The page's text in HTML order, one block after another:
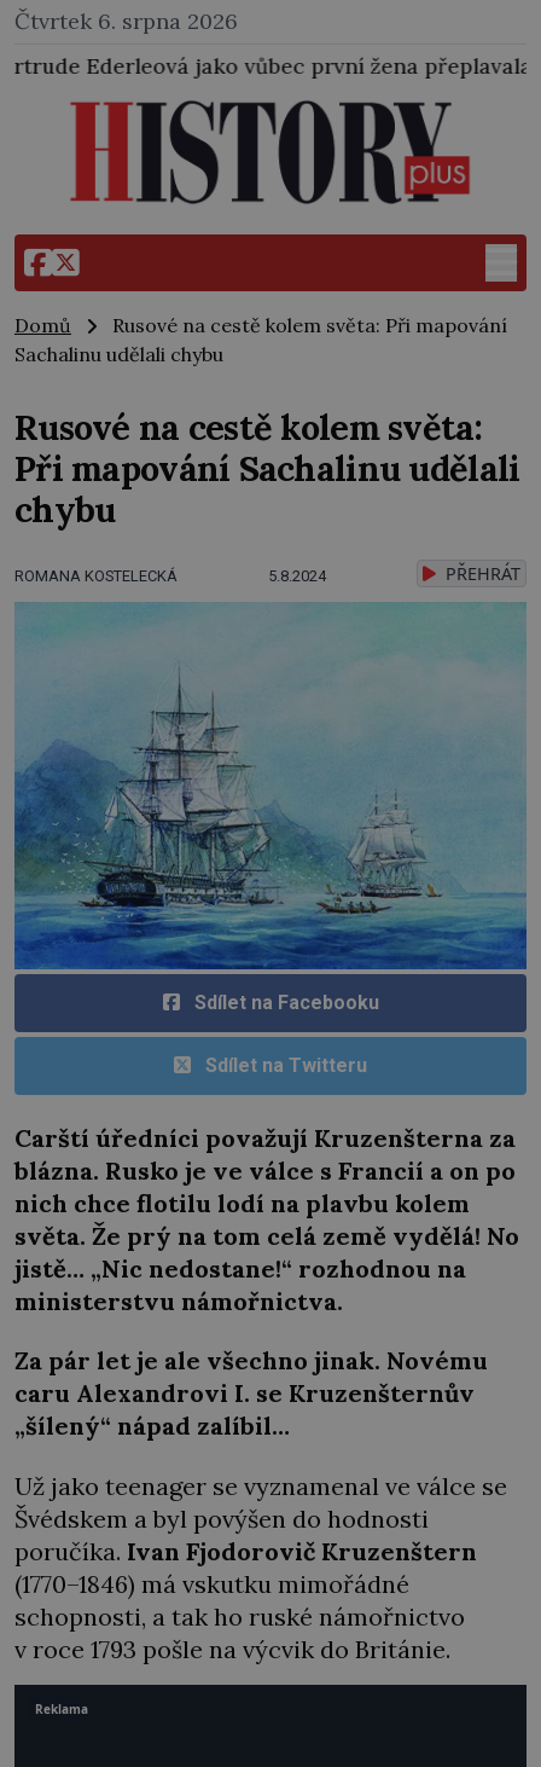
Čtvrtek 6. srpna 2026
vůbec první žena přeplavala kanál La Manche.
Domů
Rusové na cestě kolem světa: Při mapování
Sachalinu udělali chybu
Rusové na cestě kolem světa:
Při mapování Sachalinu udělali
chybu
ROMANA KOSTELECKÁ 5.8.2024 PŘEHRÁT
Sdílet na Facebooku
Sdílet na Twitteru
Carští úředníci považují Kruzenšterna za
blázna. Rusko je ve válce s Francií a on po
nich chce flotilu lodí na plavbu kolem
světa. Že prý na tom celá země vydělá! No
jistě… „Nic nedostane!“ rozhodnou na
ministerstvu námořnictva.
Za pár let je ale všechno jinak. Novému
caru Alexandrovi I. se Kruzenšternův
„šílený“ nápad zalíbil…
Už jako teenager se vyznamenal ve válce se
Švédskem a byl povýšen do hodnosti
poručíka. Ivan Fjodorovič Kruzenštern
(1770–1846) má vskutku mimořádné
schopnosti, a tak ho ruské námořnictvo
v roce 1793 pošle na výcvik do Británie.
Reklama